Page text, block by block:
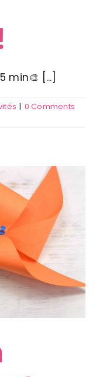
min🎨 [...]
| 0 Comments